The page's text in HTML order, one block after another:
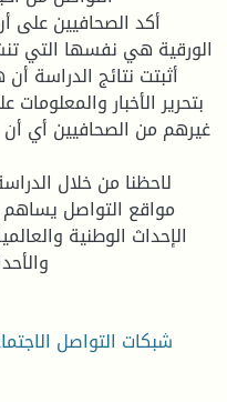
الورقية هي نفسها التي
بتحرير الأخبار
غيرهم من الصحافيين أي أن
مواقع التواصل
الإحداث الوطنية
شبكات التواصل